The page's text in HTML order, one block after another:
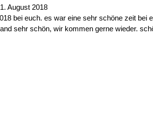
August 2018
bei euch. es war eine sehr schöne zeit bei
sehr schön, wir kommen gerne wieder.